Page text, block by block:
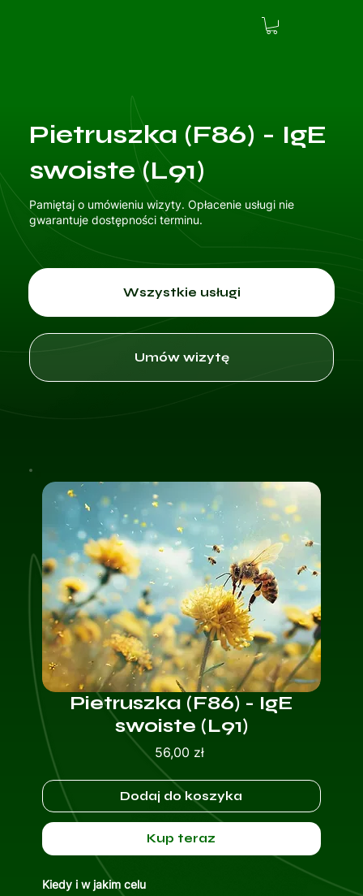
Pietruszka (F86) - IgE
swoiste (L91)
Pamiętaj o umówieniu wizyty. Opłacenie usługi nie
gwarantuje dostępności terminu.
Wszystkie usługi
Umów wizytę
Pietruszka (F86) - IgE
swoiste (L91)
56,00 złCena
Dodaj do koszyka
Kup teraz
Kiedy i w jakim celu